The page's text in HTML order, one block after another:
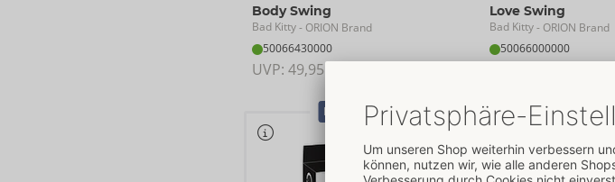
Body Swing
Bad Kitty- ORION Brand
50066430000
UVP: 49,95 €
Love Swing
Bad Kitty- ORION Brand
50066000000
Bestseller Bestseller